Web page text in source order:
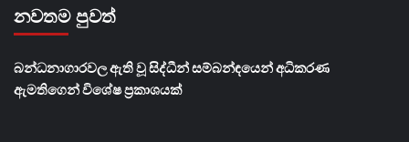
නවතම පුවත්
බන්ධනාගාරවල ඇති වූ සිද්ධීන් සම්බන්ඳයෙන් අධිකරණ
ඇමතිගෙන් විශේෂ ප්‍රකාශයක්